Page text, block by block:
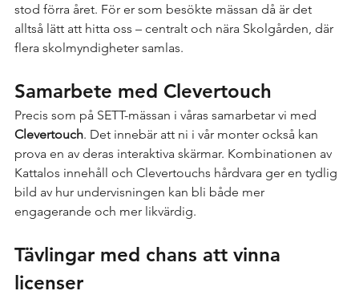
stod förra året. För er som besökte mässan då är det
alltså lätt att hitta oss – centralt och nära Skolgården, där
flera skolmyndigheter samlas.
Samarbete med Clevertouch
Precis som på SETT-mässan i våras samarbetar vi med
Clevertouch. Det innebär att ni i vår monter också kan
prova en av deras interaktiva skärmar. Kombinationen av
Kattalos innehåll och Clevertouchs hårdvara ger en tydlig
bild av hur undervisningen kan bli både mer
engagerande och mer likvärdig.
Tävlingar med chans att vinna
licenser